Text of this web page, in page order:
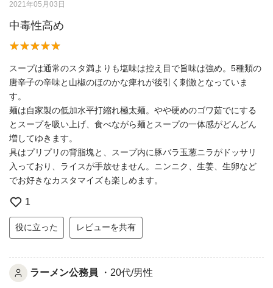
2021年05月03日
中毒性高め
スープは通常のスタ満よりも塩味は控え目で旨味は強め。5種類の
唐辛子の辛味と山椒のほのかな痺れが後引く刺激となっていま
す。
麺は自家製の低加水平打縮れ極太麺。やや硬めのゴワ茹でにする
とスープを吸い上げ、食べながら麺とスープの一体感がどんどん
増してゆきます。
具はプリプリの背脂塊と、スープ内に豚バラ玉葱ニラがドッサリ
入っており、ライスが手放せません。ニンニク、生姜、生卵など
でお好きなカスタマイズも楽しめます。
1
役に立った レビューを共有
ラーメン公務員 ・20代/男性